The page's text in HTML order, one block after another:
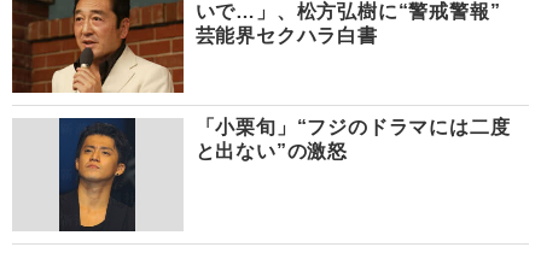
いで…」、松方弘樹に“警戒警報”
芸能界セクハラ白書
「小栗旬」“フジのドラマには二度
と出ない”の激怒